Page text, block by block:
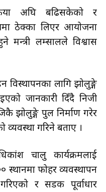
अघि बढिसकेको र
ठेक्का लिएर आयोजना
मन्त्री लम्सालले विश्वास
विस्थापनका लागि झोलुङ्गे
जानकारी दिँदै निजी
झोलुङ्गे पुल निर्माण गरेर
गरिने बताए ।
चालु कार्यक्रमलाई
स्थानमा फोहर व्यवस्थापन
र सडक पूर्वाधार